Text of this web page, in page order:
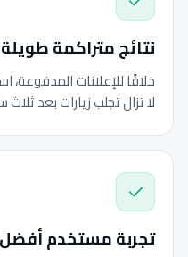
نتائج متراكمة
خلافًا للإعلانات المدفوعة،
لا تزال تجلب زيارات بعد
تجربة مستخدم أفضل